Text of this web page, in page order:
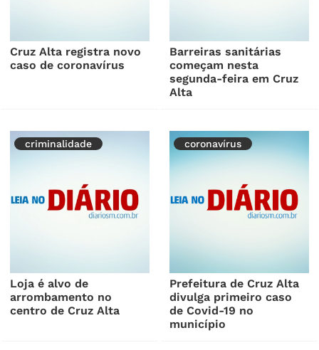
Cruz Alta registra novo
caso de coronavírus
Barreiras sanitárias
começam nesta
segunda-feira em Cruz
Alta
criminalidade
Loja é alvo de
arrombamento no
centro de Cruz Alta
coronavírus
Prefeitura de Cruz Alta
divulga primeiro caso
de Covid-19 no
município